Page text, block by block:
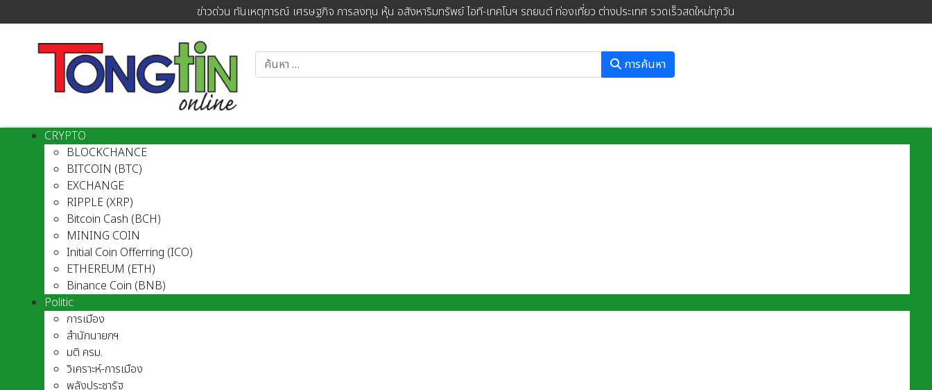
ข่าวด่วน ทันเหตุการณ์ เศรษฐกิจ การลงทุน หุ้น อสังหาริมทรัพย์ ไอที-เทคโนฯ รถยนต์ ท่องเที่ยว ต่างประเทศ รวดเร็วสดใหม่ทุกวัน
การค้นหา
CRYPTO
BLOCKCHANCE
BITCOIN (BTC)
EXCHANGE
RIPPLE (XRP)
Bitcoin Cash (BCH)
MINING COIN
Initial Coin Offerring (ICO)
ETHEREUM (ETH)
Binance Coin (BNB)
Politic
การเมือง
สำนักนายกฯ
มติ ครม.
วิเคราะห์-การเมือง
พลังประชารัฐ